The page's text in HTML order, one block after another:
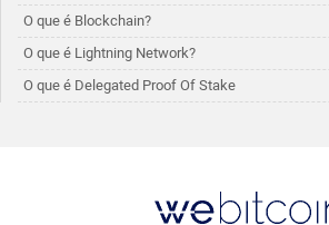
O que é Blockchain?
O que é Lightning Network?
O que é Delegated Proof Of Stake